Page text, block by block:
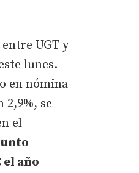
UGT y
lunes.
en nómina
2,9%, se
el
el año